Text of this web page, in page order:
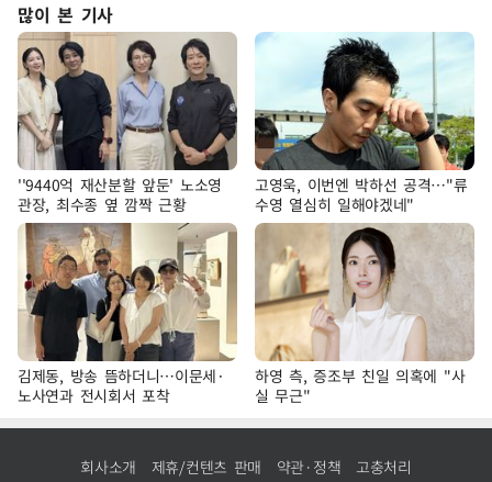
많이 본 기사
''9440억 재산분할 앞둔' 노소영
관장, 최수종 옆 깜짝 근황
고영욱, 이번엔 박하선 공격…"류
수영 열심히 일해야겠네"
김제동, 방송 뜸하더니…이문세·
노사연과 전시회서 포착
하영 측, 증조부 친일 의혹에 "사
실 무근"
회사소개 제휴/컨텐츠 판매 약관·정책 고충처리